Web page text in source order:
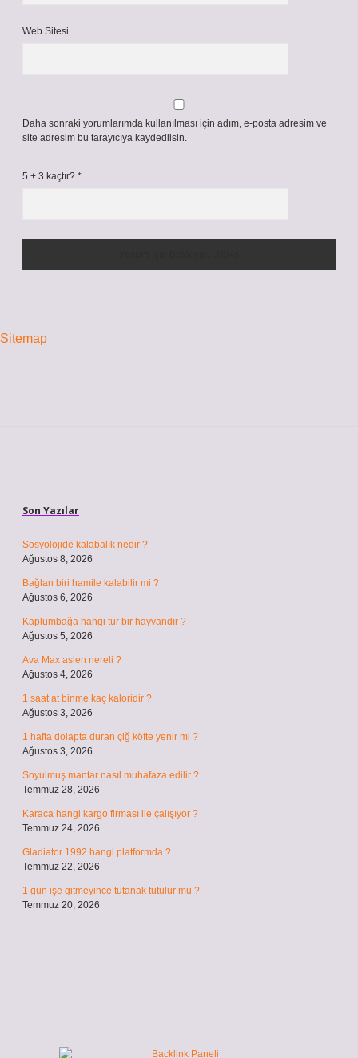
Web Sitesi
Daha sonraki yorumlarımda kullanılması için adım, e-posta adresim ve
site adresim bu tarayıcıya kaydedilsin.
5 + 3 kaçtır? *
Sitemap
Son Yazılar
Sosyolojide kalabalık nedir ?
Ağustos 8, 2026
Bağlan biri hamile kalabilir mi ?
Ağustos 6, 2026
Kaplumbağa hangi tür bir hayvandır ?
Ağustos 5, 2026
Ava Max aslen nereli ?
Ağustos 4, 2026
1 saat at binme kaç kaloridir ?
Ağustos 3, 2026
1 hafta dolapta duran çiğ köfte yenir mi ?
Ağustos 3, 2026
Soyulmuş mantar nasıl muhafaza edilir ?
Temmuz 28, 2026
Karaca hangi kargo firması ile çalışıyor ?
Temmuz 24, 2026
Gladiator 1992 hangi platformda ?
Temmuz 22, 2026
1 gün işe gitmeyince tutanak tutulur mu ?
Temmuz 20, 2026